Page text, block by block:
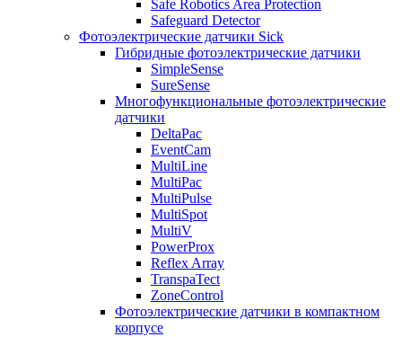
Safe Robotics Area Protection
Safeguard Detector
Фотоэлектрические датчики Sick
Гибридные фотоэлектрические датчики
SimpleSense
SureSense
Многофункциональные фотоэлектрические
датчики
DeltaPac
EventCam
MultiLine
MultiPac
MultiPulse
MultiSpot
MultiV
PowerProx
Reflex Array
TranspaTect
ZoneControl
Фотоэлектрические датчики в компактном
корпусе